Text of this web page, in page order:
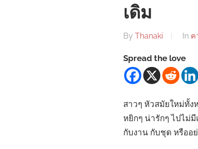
เดิม
By Thanaki In ค
Spread the love
สาวๆ หัวสมัยใหม่ทั้ง
หยิกๆ น่ารักๆ ไปไม่
กับงาน กับชุด หรืออ